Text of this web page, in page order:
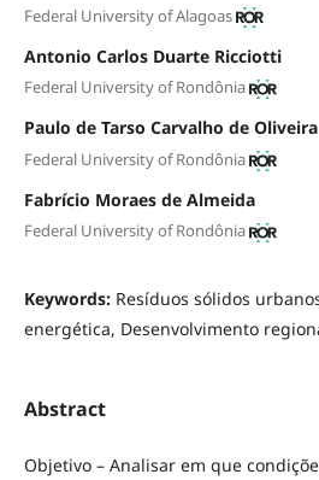
Federal University of Alagoas
Antonio Carlos Duarte Ricciotti
Federal University of Rondônia
Paulo de Tarso Carvalho de Oliveira
Federal University of Rondônia
Fabrício Moraes de Almeida
Federal University of Rondônia
Keywords: Resíduos sólidos
energética, Desenvolvimento
Abstract
Objetivo – Analisar em que